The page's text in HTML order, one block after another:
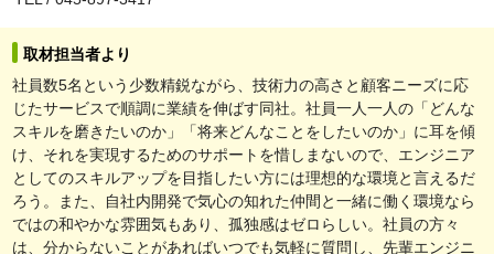
取材担当者より
社員数5名という少数精鋭ながら、技術力の高さと顧客ニーズに応
じたサービスで順調に業績を伸ばす同社。社員一人一人の「どんな
スキルを磨きたいのか」「将来どんなことをしたいのか」に耳を傾
け、それを実現するためのサポートを惜しまないので、エンジニア
としてのスキルアップを目指したい方には理想的な環境と言えるだ
ろう。また、自社内開発で気心の知れた仲間と一緒に働く環境なら
ではの和やかな雰囲気もあり、孤独感はゼロらしい。社員の方々
は、分からないことがあればいつでも気軽に質問し、先輩エンジニ